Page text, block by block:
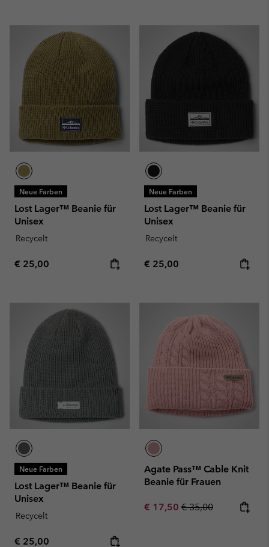
Neue Farben
Lost Lager™ Beanie für
Unisex
Recycelt
Regular price:
€ 25,00
Neue Farben
Lost Lager™ Beanie für
Unisex
Recycelt
Regular price:
€ 25,00
Neue Farben
Lost Lager™ Beanie für
Unisex
Recycelt
Regular price:
€ 25,00
Agate Pass™ Cable Knit
Beanie für Frauen
Sale price:
€ 17,50 Regular price:
€ 35,00